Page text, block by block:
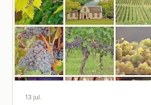
13 jul.